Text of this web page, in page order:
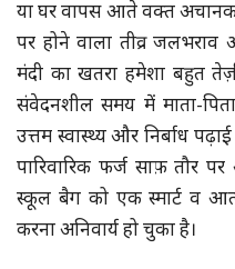
या घर वापस आते वक्त अचानक
पर होने वाला तीव्र
मंदी का खतरा हमेशा बहुत
संवेदनशील समय में माता-
उत्तम स्वास्थ्य और निर्बाध
पारिवारिक फर्ज साफ़ तौर
स्कूल बैग को एक स्मार्ट व
करना अनिवार्य हो चुका है।